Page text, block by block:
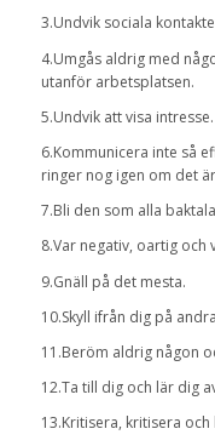
3.Undvik sociala
4.Umgås aldrig med
utanför arbetsplatsen.
5.Undvik att visa intresse.
6.Kommunicera inte så
ringer nog igen om det
7.Bli den som alla
8.Var negativ, oartig och
9.Gnäll på det mesta.
10.Skyll ifrån dig på
11.Beröm aldrig någon
12.Ta till dig och lär dig
13.Kritisera, kritisera